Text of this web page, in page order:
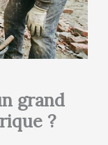
grand
?